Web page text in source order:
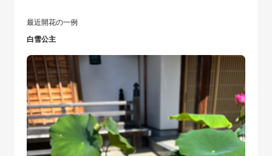
最近開花の一例
白雪公主